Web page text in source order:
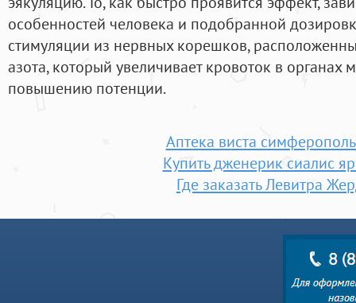
особенностей человека и подобранной
стимуляции из нервных корешков,
азота, который увеличивает кровоток в органах
повышению потенции.
Аптека виста
Купить дженерик сиалис
Где заказать Левитра